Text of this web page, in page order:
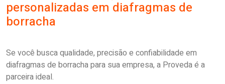
personalizadas em diafragmas de
borracha
Se você busca qualidade, precisão e confiabilidade em
diafragmas de borracha para sua empresa, a Proveda é a
parceira ideal.